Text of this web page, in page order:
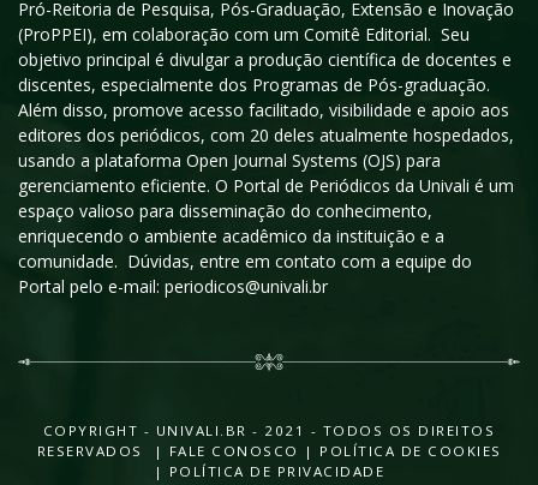
Pró-Reitoria de Pesquisa, Pós-Graduação, Extensão e Inovação
(ProPPEI), em colaboração com um Comitê Editorial. Seu
objetivo principal é divulgar a produção científica de docentes e
discentes, especialmente dos Programas de Pós-graduação.
Além disso, promove acesso facilitado, visibilidade e apoio aos
editores dos periódicos, com 20 deles atualmente hospedados,
usando a plataforma Open Journal Systems (OJS) para
gerenciamento eficiente. O Portal de Periódicos da Univali é um
espaço valioso para disseminação do conhecimento,
enriquecendo o ambiente acadêmico da instituição e a
comunidade. Dúvidas, entre em contato com a equipe do
Portal pelo e-mail: periodicos@univali.br
COPYRIGHT - UNIVALI.BR - 2021 - TODOS OS DIREITOS
RESERVADOS |
FALE CONOSCO | POLÍTICA DE COOKIES
| POLÍTICA DE PRIVACIDADE